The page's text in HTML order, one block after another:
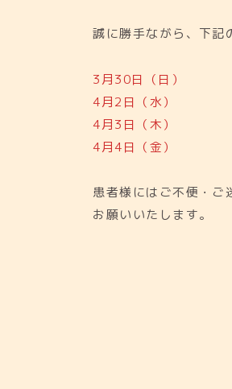
誠に勝手ながら、下記
3月30日（日）
4月2日（水）
4月3日（木）
4月4日（金）
患者様にはご不便・ご
お願いいたします。